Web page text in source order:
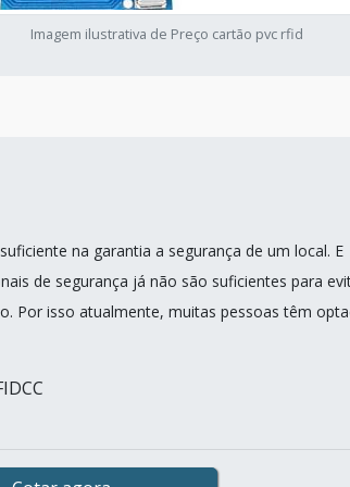
Imagem ilustrativa de Preço cartão pvc rfid
na garantia a segurança de um local. E
de segurança já não são suficientes para
Por isso atualmente, muitas pessoas têm